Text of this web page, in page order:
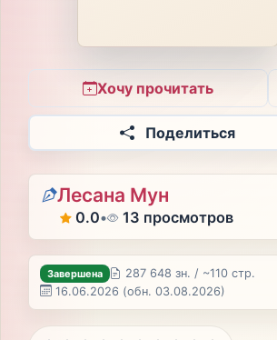
Хочу прочитать
Поделиться
Лесана Мун
0.0• 13 просмотров
Завершена
287 648 зн. / ~110 стр.
16.06.2026 (обн. 03.08.2026)